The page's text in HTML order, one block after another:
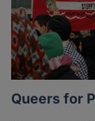
Queers for